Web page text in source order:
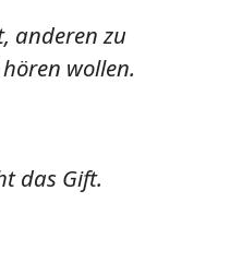
anderen zu
wollen.
das Gift.